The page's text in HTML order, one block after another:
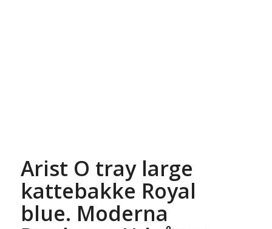
Arist O tray large
kattebakke Royal
blue. Moderna